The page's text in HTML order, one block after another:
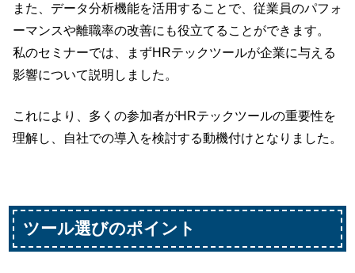
また、データ分析機能を活用することで、従業員のパフォ
ーマンスや離職率の改善にも役立てることができます。
私のセミナーでは、まずHRテックツールが企業に与える
影響について説明しました。
これにより、多くの参加者がHRテックツールの重要性を
理解し、自社での導入を検討する動機付けとなりました。
ツール選びのポイント